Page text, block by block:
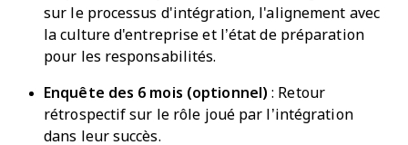
sur le processus d'intégration, l'alignement avec
la culture d'entreprise et l’état de préparation
pour les responsabilités.
Enquête des 6 mois (optionnel) : Retour
rétrospectif sur le rôle joué par l’intégration
dans leur succès.